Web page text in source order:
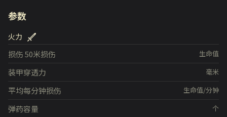
参数
火力
生命值
损伤50米损伤
毫米
装甲穿透力
生命值/分钟
平均每分钟损伤
个
弹药容量